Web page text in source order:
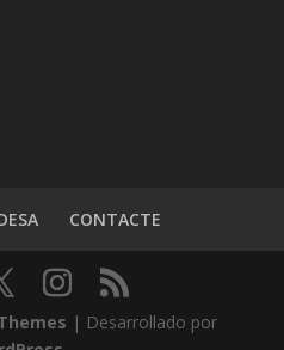
CONTACTE
| Desarrollado por